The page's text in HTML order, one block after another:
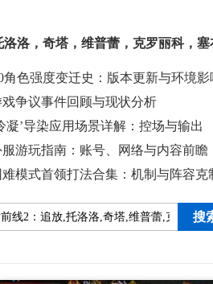
洛洛 ， 奇塔， 维普蕾 ， 克罗丽科， 塞
角色强度变迁史：版本更新与环境影
戏争议事件回顾与现状分析
凝’导染应用场景详解：控场与输出
服游玩指南：账号、网络与内容前瞻
难模式首领打法合集：机制与阵容克